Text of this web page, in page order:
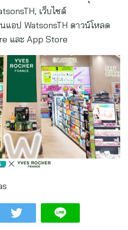
เว็บไซต์
แอป WatsonsTH ดาวน์โหลด
และ App Store